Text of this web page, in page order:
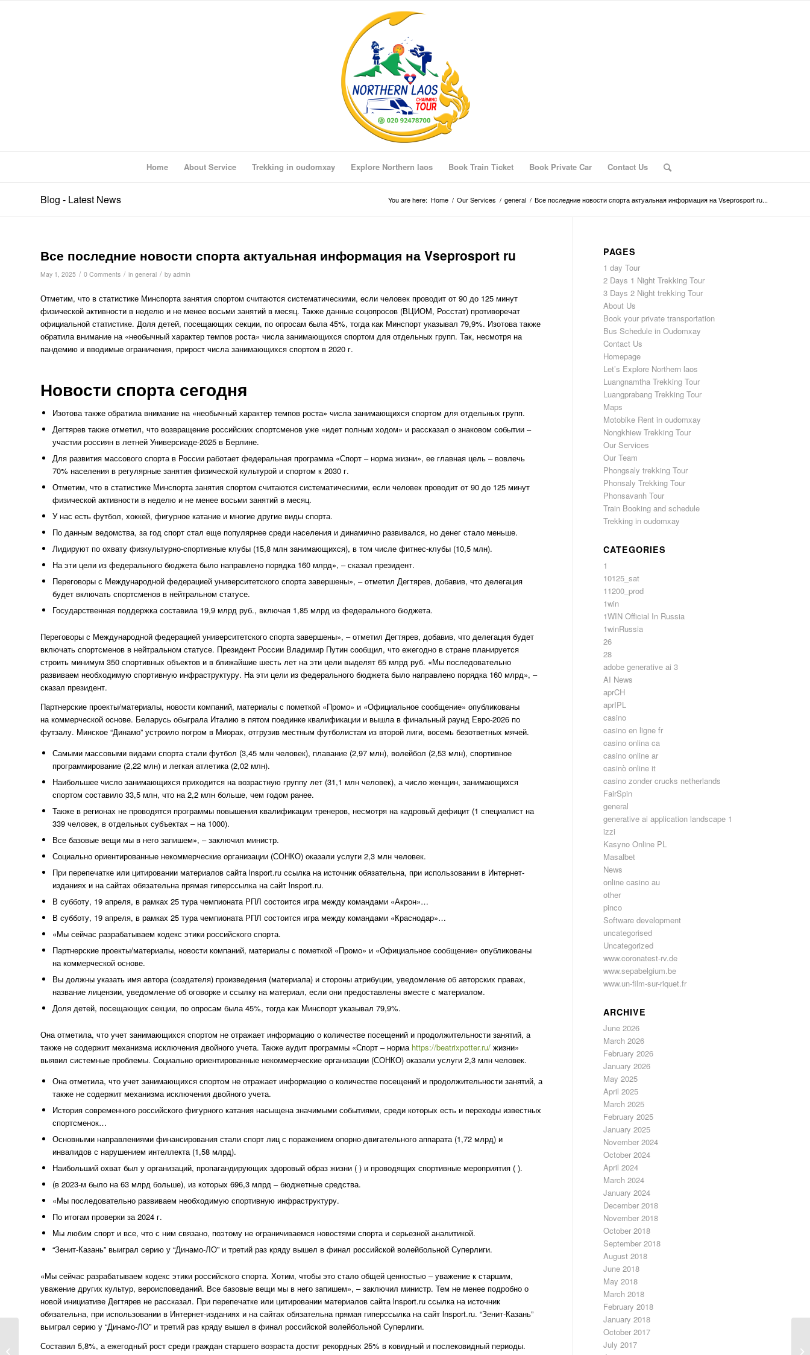
Home About Service Trekking in oudomxay Explore Northern laos Book Train Ticket Book Private Car Contact Us
Blog - Latest News You are here: Home / Our Services / general / Все последние новости спорта актуальная информация на Vseprosport ru...
Все последние новости спорта актуальная информация на Vseprosport ru
May 1, 2025 / 0 Comments / in general / by admin
Отметим, что в статистике Минспорта занятия спортом считаются систематическими, если человек проводит от 90 до 125 минут
физической активности в неделю и не менее восьми занятий в месяц. Также данные соцопросов (ВЦИОМ, Росстат) противоречат
официальной статистике. Доля детей, посещающих секции, по опросам была 45%, тогда как Минспорт указывал 79,9%. Изотова также
обратила внимание на «необычный характер темпов роста» числа занимающихся спортом для отдельных групп. Так, несмотря на
пандемию и вводимые ограничения, прирост числа занимающихся спортом в 2020 г.
Новости спорта сегодня
Изотова также обратила внимание на «необычный характер темпов роста» числа занимающихся спортом для отдельных групп.
Дегтярев также отметил, что возвращение российских спортсменов уже «идет полным ходом» и рассказал о знаковом событии –
участии россиян в летней Универсиаде-2025 в Берлине.
Для развития массового спорта в России работает федеральная программа «Спорт – норма жизни», ее главная цель – вовлечь
70% населения в регулярные занятия физической культурой и спортом к 2030 г.
Отметим, что в статистике Минспорта занятия спортом считаются систематическими, если человек проводит от 90 до 125 минут
физической активности в неделю и не менее восьми занятий в месяц.
У нас есть футбол, хоккей, фигурное катание и многие другие виды спорта.
По данным ведомства, за год спорт стал еще популярнее среди населения и динамично развивался, но денег стало меньше.
Лидируют по охвату физкультурно-спортивные клубы (15,8 млн занимающихся), в том числе фитнес-клубы (10,5 млн).
На эти цели из федерального бюджета было направлено порядка 160 млрд», – сказал президент.
Переговоры с Международной федерацией университетского спорта завершены», – отметил Дегтярев, добавив, что делегация
будет включать спортсменов в нейтральном статусе.
Государственная поддержка составила 19,9 млрд руб., включая 1,85 млрд из федерального бюджета.
Переговоры с Международной федерацией университетского спорта завершены», – отметил Дегтярев, добавив, что делегация будет
включать спортсменов в нейтральном статусе. Президент России Владимир Путин сообщил, что ежегодно в стране планируется
строить минимум 350 спортивных объектов и в ближайшие шесть лет на эти цели выделят 65 млрд руб. «Мы последовательно
развиваем необходимую спортивную инфраструктуру. На эти цели из федерального бюджета было направлено порядка 160 млрд», –
сказал президент.
Партнерские проекты/материалы, новости компаний, материалы с пометкой «Промо» и «Официальное сообщение» опубликованы
на коммерческой основе. Беларусь обыграла Италию в пятом поединке квалификации и вышла в финальный раунд Евро-2026 по
футзалу. Минское “Динамо” устроило погром в Миорах, отгрузив местным футболистам из второй лиги, восемь безответных мячей.
Самыми массовыми видами спорта стали футбол (3,45 млн человек), плавание (2,97 млн), волейбол (2,53 млн), спортивное
программирование (2,22 млн) и легкая атлетика (2,02 млн).
Наибольшее число занимающихся приходится на возрастную группу лет (31,1 млн человек), а число женщин, занимающихся
спортом составило 33,5 млн, что на 2,2 млн больше, чем годом ранее.
Также в регионах не проводятся программы повышения квалификации тренеров, несмотря на кадровый дефицит (1 специалист на
339 человек, в отдельных субъектах – на 1000).
Все базовые вещи мы в него запишем», – заключил министр.
Социально ориентированные некоммерческие организации (СОНКО) оказали услуги 2,3 млн человек.
При перепечатке или цитировании материалов сайта lnsport.ru ссылка на источник обязательна, при использовании в Интернет-
изданиях и на сайтах обязательна прямая гиперссылка на сайт lnsport.ru.
В субботу, 19 апреля, в рамках 25 тура чемпионата РПЛ состоится игра между командами «Акрон»…
В субботу, 19 апреля, в рамках 25 тура чемпионата РПЛ состоится игра между командами «Краснодар»…
«Мы сейчас разрабатываем кодекс этики российского спорта.
Партнерские проекты/материалы, новости компаний, материалы с пометкой «Промо» и «Официальное сообщение» опубликованы
на коммерческой основе.
Вы должны указать имя автора (создателя) произведения (материала) и стороны атрибуции, уведомление об авторских правах,
название лицензии, уведомление об оговорке и ссылку на материал, если они предоставлены вместе с материалом.
Доля детей, посещающих секции, по опросам была 45%, тогда как Минспорт указывал 79,9%.
Она отметила, что учет занимающихся спортом не отражает информацию о количестве посещений и продолжительности занятий, а
также не содержит механизма исключения двойного учета. Также аудит программы «Спорт – норма https://beatrixpotter.ru/ жизни»
выявил системные проблемы. Социально ориентированные некоммерческие организации (СОНКО) оказали услуги 2,3 млн человек.
Она отметила, что учет занимающихся спортом не отражает информацию о количестве посещений и продолжительности занятий, а
также не содержит механизма исключения двойного учета.
История современного российского фигурного катания насыщена значимыми событиями, среди которых есть и переходы известных
спортсменок…
Основными направлениями финансирования стали спорт лиц с поражением опорно-двигательного аппарата (1,72 млрд) и
инвалидов с нарушением интеллекта (1,58 млрд).
Наибольший охват был у организаций, пропагандирующих здоровый образ жизни ( ) и проводящих спортивные мероприятия ( ).
(в 2023-м было на 63 млрд больше), из которых 696,3 млрд – бюджетные средства.
«Мы последовательно развиваем необходимую спортивную инфраструктуру.
По итогам проверки за 2024 г.
Мы любим спорт и все, что с ним связано, поэтому не ограничиваемся новостями спорта и серьезной аналитикой.
“Зенит-Казань” выиграл серию у “Динамо-ЛО” и третий раз кряду вышел в финал российской волейбольной Суперлиги.
«Мы сейчас разрабатываем кодекс этики российского спорта. Хотим, чтобы это стало общей ценностью – уважение к старшим,
уважение других культур, вероисповеданий. Все базовые вещи мы в него запишем», – заключил министр. Тем не менее подробно о
новой инициативе Дегтярев не рассказал. При перепечатке или цитировании материалов сайта lnsport.ru ссылка на источник
обязательна, при использовании в Интернет-изданиях и на сайтах обязательна прямая гиперссылка на сайт lnsport.ru. “Зенит-Казань”
выиграл серию у “Динамо-ЛО” и третий раз кряду вышел в финал российской волейбольной Суперлиги.
Составил 5,8%, а ежегодный рост среди граждан старшего возраста достиг рекордных 25% в ковидный и послековидный периоды.
PAGES
1 day Tour
2 Days 1 Night Trekking Tour
3 Days 2 Night trekking Tour
About Us
Book your private transportation
Bus Schedule in Oudomxay
Contact Us
Homepage
Let’s Explore Northern laos
Luangnamtha Trekking Tour
Luangprabang Trekking Tour
Maps
Motobike Rent in oudomxay
Nongkhiew Trekking Tour
Our Services
Our Team
Phongsaly trekking Tour
Phonsaly Trekking Tour
Phonsavanh Tour
Train Booking and schedule
Trekking in oudomxay
CATEGORIES
1
10125_sat
11200_prod
1win
1WIN Official In Russia
1winRussia
26
28
adobe generative ai 3
AI News
aprCH
aprIPL
casino
casino en ligne fr
casino onlina ca
casino online ar
casinò online it
casino zonder crucks netherlands
FairSpin
general
generative ai application landscape 1
izzi
Kasyno Online PL
Masalbet
News
online casino au
other
pinco
Software development
uncategorised
Uncategorized
www.coronatest-rv.de
www.sepabelgium.be
www.un-film-sur-riquet.fr
ARCHIVE
June 2026
March 2026
February 2026
January 2026
May 2025
April 2025
March 2025
February 2025
January 2025
November 2024
October 2024
April 2024
March 2024
January 2024
December 2018
November 2018
October 2018
September 2018
August 2018
June 2018
May 2018
March 2018
February 2018
January 2018
October 2017
July 2017
рейтинг лучших онлайн казино